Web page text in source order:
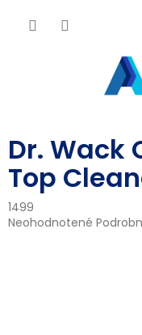
Dr. Wack
Top
1499
Priemerné
Neohodnotené